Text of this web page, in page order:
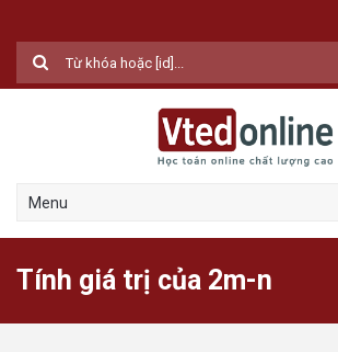
Menu
Tính giá trị của 2m-n